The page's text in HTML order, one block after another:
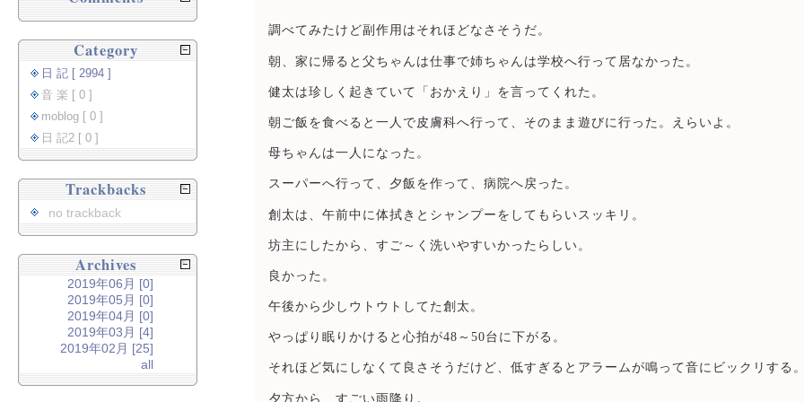
調べてみたけど副作用はそれほどなさそうだ。
朝、家に帰ると父ちゃんは仕事で姉ちゃんは学校へ行って居なかった。
健太は珍しく起きていて「おかえり」を言ってくれた。
朝ご飯を食べると一人で皮膚科へ行って、そのまま遊びに行った。えらいよ。
母ちゃんは一人になった。
スーパーへ行って、夕飯を作って、病院へ戻った。
創太は、午前中に体拭きとシャンプーをしてもらいスッキリ。
坊主にしたから、すご～く洗いやすいかったらしい。
良かった。
午後から少しウトウトしてた創太。
やっぱり眠りかけると心拍が48～50台に下がる。
それほど気にしなくて良さそうだけど、低すぎるとアラームが鳴って音にビックリする
夕方から、すごい雨降り。
Category
日 記 [ 2994 ]
音 楽 [ 0 ]
moblog [ 0 ]
日 記2 [ 0 ]
Trackbacks
no trackback
Archives
2019年06月 [0]
2019年05月 [0]
2019年04月 [0]
2019年03月 [4]
2019年02月 [25]
all